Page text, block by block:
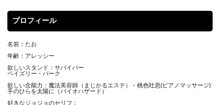
プロフィール
名前：たお
年齢：アレッシー
欲しいスタンド：サバイバー
ペイズリー・パーク
欲しい念能力：魔法美容師（まじかるエステ）・桃色吐息(ピアノマッサージ)
手のひらを太陽に（バイオハザード）
好きなジョジョのセリフ：